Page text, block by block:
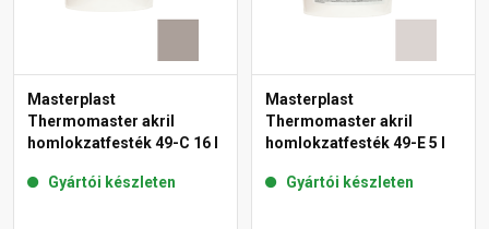
Masterplast
Thermomaster akril
homlokzatfesték 49-C 16 l
Gyártói készleten
Masterplast
Thermomaster akril
homlokzatfesték 49-E 5 l
Gyártói készleten